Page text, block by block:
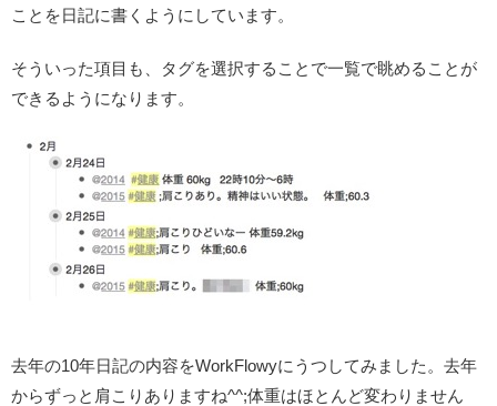
ことを日記に書くようにしています。
そういった項目も、タグを選択することで一覧で眺めることが
できるようになります。
去年の10年日記の内容をWorkFlowyにうつしてみました。去年
からずっと肩こりありますね^^;体重はほとんど変わりません